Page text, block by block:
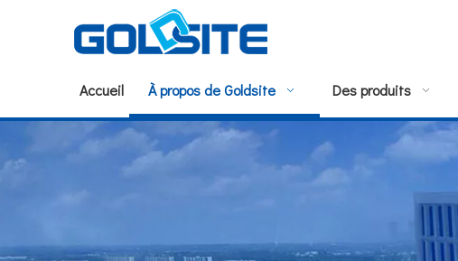
Accueil À propos de Goldsite Des produits